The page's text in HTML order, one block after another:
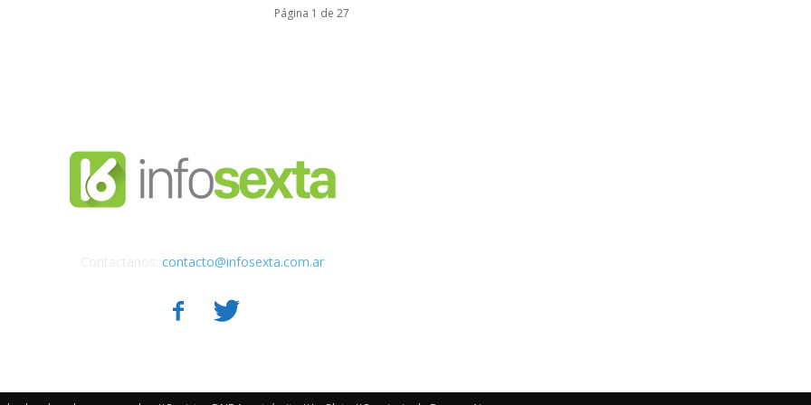
Página 1 de 27
contacto@infosexta.com.ar